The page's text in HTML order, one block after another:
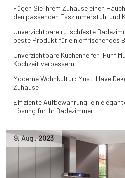
9,Aug.,2023
Fügen Sie Ihrem Zuhause einen
den passenden Esszimmerstuhl und
Unverzichtbare rutschfeste
beste Produkt für ein erfrischendes
Unverzichtbare Küchenhelfer: Fünf
Kochzeit verbessern
Moderne Wohnkultur: Must-Have
Zuhause
Effiziente Aufbewahrung, ein
Lösung für Ihr Badezimmer